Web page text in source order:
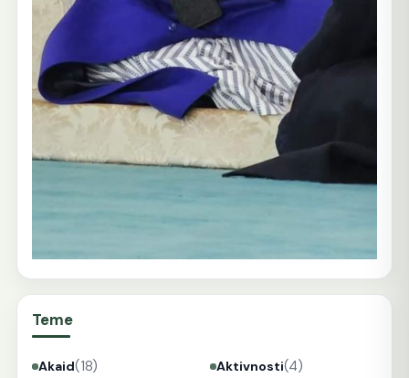
Teme
Akaid(18) Aktivnosti(4)